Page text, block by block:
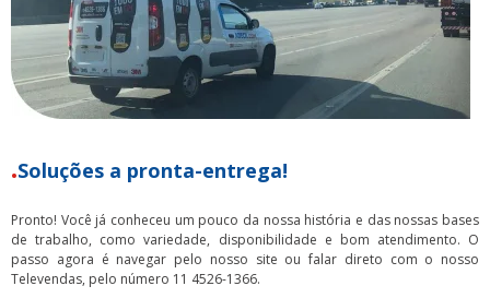
Soluções a pronta-entrega!
Pronto! Você já conheceu um pouco da nossa história e das nossas bases
de trabalho, como variedade, disponibilidade e bom atendimento. O
passo agora é navegar pelo nosso site ou falar direto com o nosso
Televendas, pelo número 11 4526-1366.